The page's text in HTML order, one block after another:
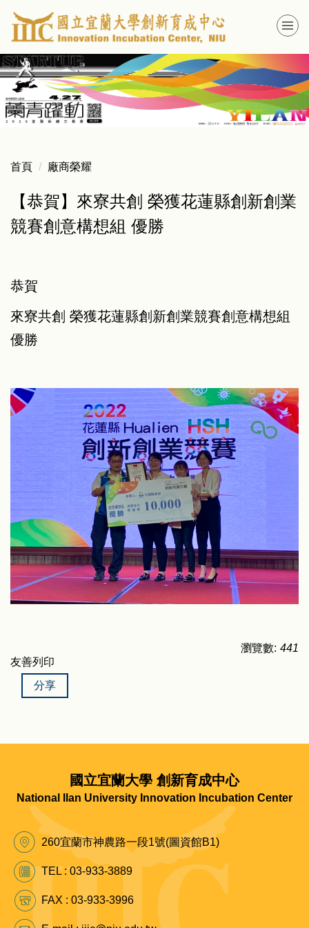
跳
到
主
要
內
容
區
首頁 廠商榮耀
【恭賀】來寮共創 榮獲花蓮縣創新創業
競賽創意構想組 優勝
恭賀
來寮共創 榮獲花蓮縣創新創業競賽創意構想組
優勝
瀏覽數: 441
友善列印
分享
國立宜蘭大學 創新育成中心
National Ilan University Innovation Incubation Center
260宜蘭市神農路一段1號(圖資館B1)
TEL : 03-933-3889
FAX : 03-933-3996